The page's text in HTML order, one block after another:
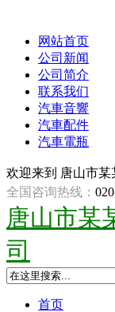
网站首页
公司新闻
公司简介
联系我们
汽車音響
汽車配件
汽車電瓶
欢迎来到 唐山市某
全国咨询热线：
唐山市某
司
首页